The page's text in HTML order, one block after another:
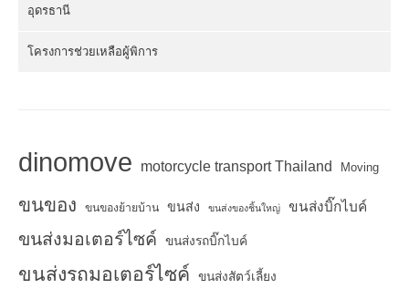
อุดรธานี
โครงการช่วยเหลือผู้พิการ
dinomove motorcycle transport Thailand Moving
ขนของ ขนของย้ายบ้าน ขนส่ง ขนส่งของชิ้นใหญ่ ขนส่งบิ๊กไบค์
ขนส่งมอเตอร์ไซค์ ขนส่งรถบิ๊กไบค์
ขนส่งรถมอเตอร์ไซค์ ขนส่งสัตว์เลี้ยง